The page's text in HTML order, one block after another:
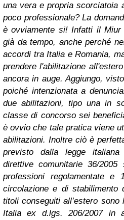
una vera e propria scorciatoia
poco professionale? La
è ovviamente si! Infatti il
già da tempo, anche perché
accordi tra Italia e Romania,
prendere l'abilitazione
ancora in auge. Aggiungo,
poiché intenzionata a
due abilitazioni, tipo una in
classe di concorso sei
è ovvio che tale pratica viene
abilitazioni. Inoltre ciò è
previsto dalla legge
direttive comunitarie 36/2005
professioni regolamentate e
circolazione e di
titoli conseguiti all’estero
Italia ex d.lgs. 206/2007 in